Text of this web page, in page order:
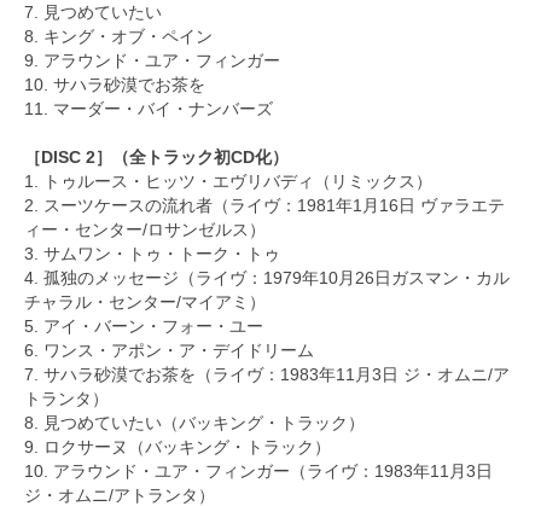
7. 見つめていたい
8. キング・オブ・ペイン
9. アラウンド・ユア・フィンガー
10. サハラ砂漠でお茶を
11. マーダー・バイ・ナンバーズ
［DISC 2］（全トラック初CD化）
1. トゥルース・ヒッツ・エヴリバディ（リミックス）
2. スーツケースの流れ者（ライヴ：1981年1月16日 ヴァラエテ
ィー・センター/ロサンゼルス）
3. サムワン・トゥ・トーク・トゥ
4. 孤独のメッセージ（ライヴ：1979年10月26日ガスマン・カル
チャラル・センター/マイアミ）
5. アイ・バーン・フォー・ユー
6. ワンス・アポン・ア・デイドリーム
7. サハラ砂漠でお茶を（ライヴ：1983年11月3日 ジ・オムニ/ア
トランタ）
8. 見つめていたい（バッキング・トラック）
9. ロクサーヌ（バッキング・トラック）
10. アラウンド・ユア・フィンガー（ライヴ：1983年11月3日
ジ・オムニ/アトランタ）